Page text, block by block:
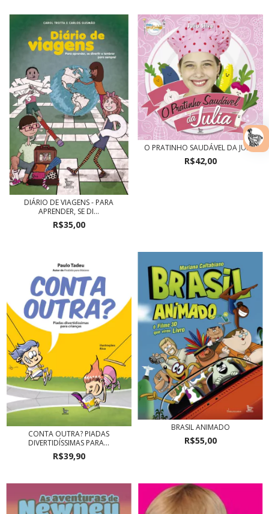
DIÁRIO DE VIAGENS - PARA
APRENDER, SE DI...
R$35,00
O PRATINHO SAUDÁVEL DA JULIA
R$42,00
CONTA OUTRA? PIADAS
DIVERTIDÍSSIMAS PARA...
R$39,90
BRASIL ANIMADO
R$55,00